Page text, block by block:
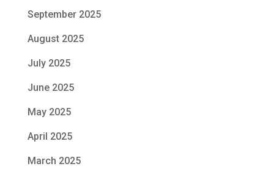
September 2025
August 2025
July 2025
June 2025
May 2025
April 2025
March 2025